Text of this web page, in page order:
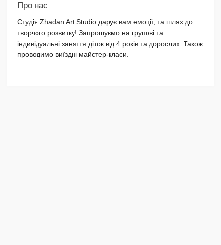
Про нас
Студія Zhadan Art Studio дарує вам емоції, та шлях до
творчого розвитку! Запрошуємо на групові та
індивідуальні заняття діток від 4 років та дорослих. Також
проводимо виїздні майстер-класи.